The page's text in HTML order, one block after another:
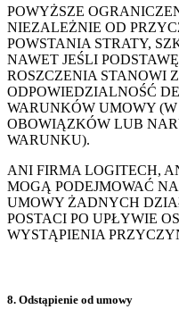
POWYŻSZE
NIEZALEŻNIE OD
POWSTANIA STRATY,
NAWET JEŚLI
ROSZCZENIA STANOWI
ODPOWIEDZIALNOŚĆ
WARUNKÓW UMOWY
OBOWIĄZKÓW LUB
WARUNKU).
ANI FIRMA LOGITECH,
MOGĄ PODEJMOWAĆ
UMOWY ŻADNYCH
POSTACI PO UPŁYWIE
WYSTĄPIENIA
8. Odstąpienie od umowy